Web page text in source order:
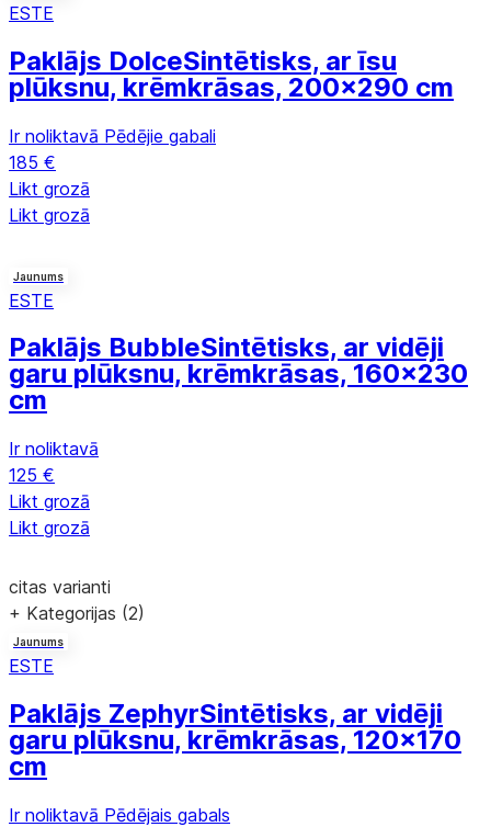
ESTE
Paklājs DolceSintētisks, ar īsu
plūksnu, krēmkrāsas, 200x290 cm
Ir noliktavā Pēdējie gabali
185 €
Likt grozā
Likt grozā
Jaunums
ESTE
Paklājs BubbleSintētisks, ar vidēji
garu plūksnu, krēmkrāsas, 160x230
cm
Ir noliktavā
125 €
Likt grozā
Likt grozā
citas varianti
+ Kategorijas (2)
Jaunums
ESTE
Paklājs ZephyrSintētisks, ar vidēji
garu plūksnu, krēmkrāsas, 120x170
cm
Ir noliktavā Pēdējais gabals